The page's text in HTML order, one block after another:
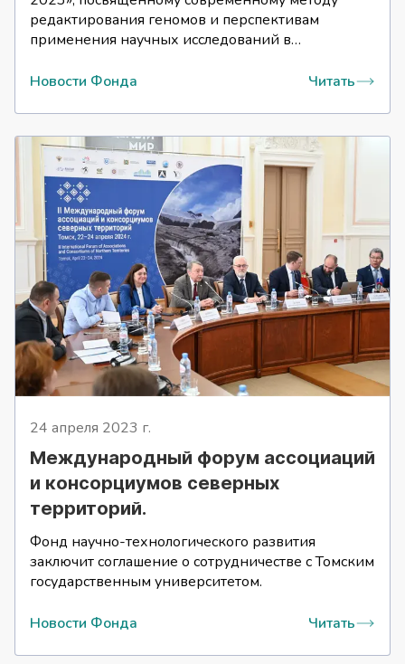
редактирования геномов и перспективам
применения научных исследований в
хозяйстве.
Новости Фонда Читать
24 апреля 2023 г.
Международный форум ассоциаций
и консорциумов северных
территорий.
Фонд научно-технологического развития
заключит соглашение о сотрудничестве с Томским
государственным университетом.
Новости Фонда Читать